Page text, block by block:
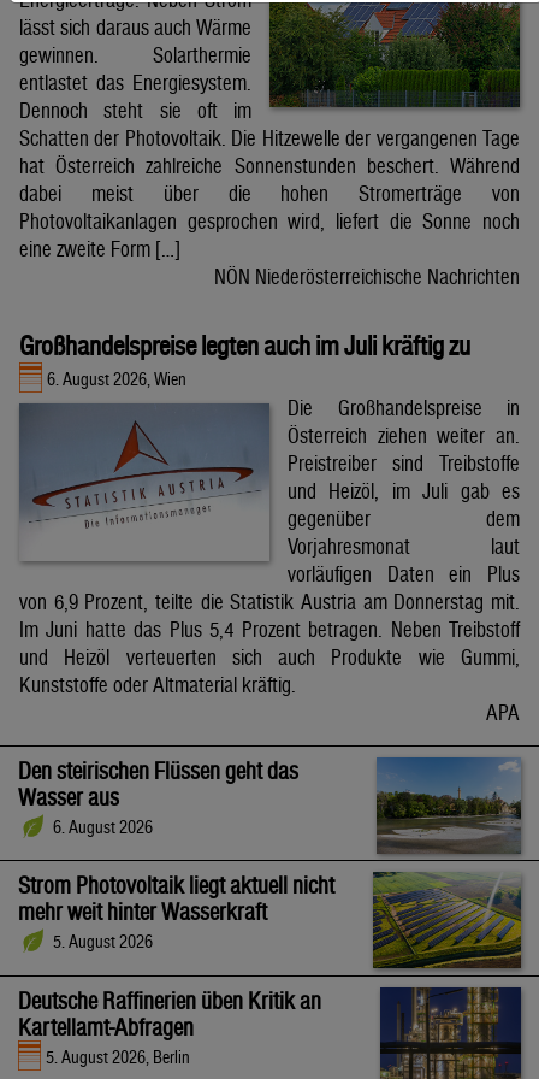
lässt sich daraus auch Wärme
gewinnen. Solarthermie
entlastet das Energiesystem.
Dennoch steht sie oft im
Schatten der Photovoltaik. Die Hitzewelle der vergangenen Tage
hat Österreich zahlreiche Sonnenstunden beschert. Während
dabei meist über die hohen Stromerträge von
Photovoltaikanlagen gesprochen wird, liefert die Sonne noch
eine zweite Form […]
NÖN Niederösterreichische Nachrichten
Großhandelspreise legten auch im Juli kräftig zu
6. August 2026, Wien
Die Großhandelspreise in
Österreich ziehen weiter an.
Preistreiber sind Treibstoffe
und Heizöl, im Juli gab es
gegenüber dem
Vorjahresmonat laut
vorläufigen Daten ein Plus
von 6,9 Prozent, teilte die Statistik Austria am Donnerstag mit.
Im Juni hatte das Plus 5,4 Prozent betragen. Neben Treibstoff
und Heizöl verteuerten sich auch Produkte wie Gummi,
Kunststoffe oder Altmaterial kräftig.
APA
Den steirischen Flüssen geht das
Wasser aus
6. August 2026
Strom Photovoltaik liegt aktuell nicht
mehr weit hinter Wasserkraft
5. August 2026
Deutsche Raffinerien üben Kritik an
Kartellamt-Abfragen
5. August 2026, Berlin